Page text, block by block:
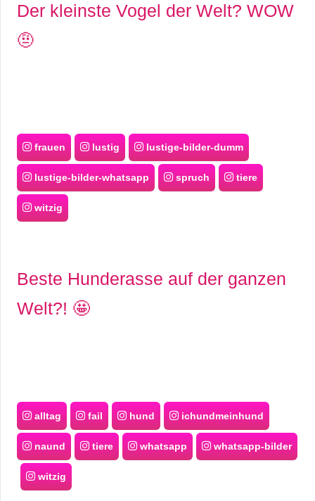
Der kleinste Vogel der Welt? WOW
🤨
frauen lustig lustige-bilder-dumm
lustige-bilder-whatsapp spruch tiere
witzig
Beste Hunderasse auf der ganzen
Welt?! 🤩
alltag fail hund ichundmeinhund
naund tiere whatsapp whatsapp-bilder
witzig